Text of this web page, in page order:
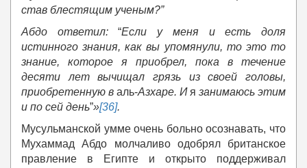
став блестящим ученым?”
Абдо ответил:“Если у меня и есть доля
истинного знания, как вы упомянули, то это то
знание, которое я приобрел, пока в течение
десяти лет вычищал грязь из своей головы,
приобретенную в аль-Азхаре. И я занимаюсь этим
и по сей день”»[36].
Мусульманской умме очень больно осознавать, что
Мухаммад Абдо молчаливо одобрял британское
правление в Египте и открыто поддерживал